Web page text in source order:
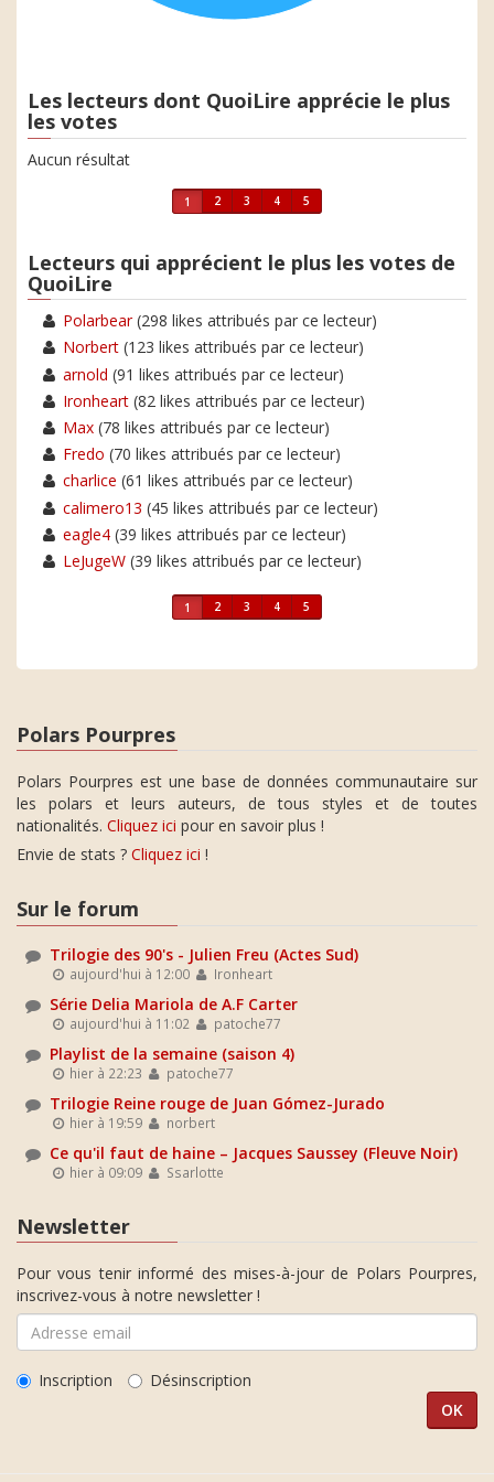
Les lecteurs dont QuoiLire apprécie le plus
les votes
Aucun résultat
1 2 3 4 5
Lecteurs qui apprécient le plus les votes de
QuoiLire
Polarbear(298 likes attribués par ce lecteur)
Norbert (123 likes attribués par ce lecteur)
arnold (91 likes attribués par ce lecteur)
Ironheart (82 likes attribués par ce lecteur)
Max (78 likes attribués par ce lecteur)
Fredo (70 likes attribués par ce lecteur)
charlice (61 likes attribués par ce lecteur)
calimero13 (45 likes attribués par ce lecteur)
eagle4 (39 likes attribués par ce lecteur)
LeJugeW (39 likes attribués par ce lecteur)
1 2 3 4 5
Polars Pourpres
Polars Pourpres est une base de données communautaire sur
les polars et leurs auteurs, de tous styles et de toutes
nationalités. Cliquez ici pour en savoir plus !
Envie de stats ? Cliquez ici !
Sur le forum
Trilogie des 90's - Julien Freu (Actes Sud)
aujourd'hui à 12:00 Ironheart
Série Delia Mariola de A.F Carter
aujourd'hui à 11:02 patoche77
Playlist de la semaine (saison 4)
hier à 22:23 patoche77
Trilogie Reine rouge de Juan Gómez-Jurado
hier à 19:59 norbert
Ce qu'il faut de haine – Jacques Saussey (Fleuve Noir)
hier à 09:09 Ssarlotte
Newsletter
Pour vous tenir informé des mises-à-jour de Polars Pourpres,
inscrivez-vous à notre newsletter !
Inscription Désinscription